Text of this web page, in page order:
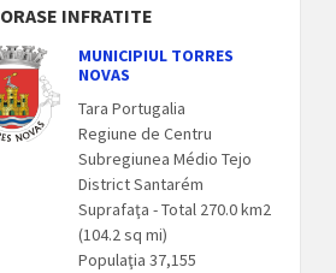
ORASE INFRATITE
MUNICIPIUL TORRES
NOVAS
Tara Portugalia
Regiune de Centru
Subregiunea Médio Tejo
District Santarém
Suprafaţa - Total 270.0 km2
(104.2 sq mi)
Populaţia 37,155